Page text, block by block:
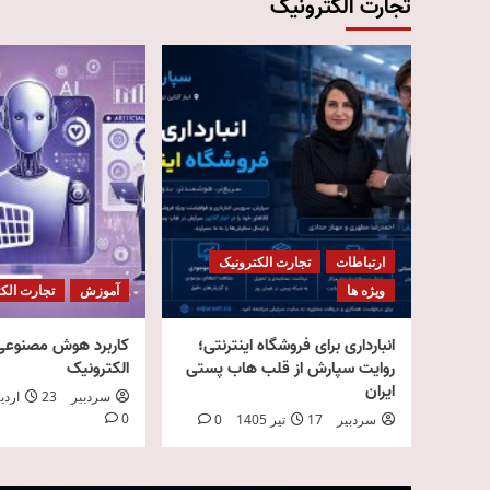
تجارت الکترونیک
ارتباطات
تجارت الکترونیک
ویژه ها
انبارداری برای فروشگاه اینترنتی؛
روایت سپارش از قلب هاب پستی
ایران
سردبیر 17 تیر 1405 0
آموزش تجارت
کاربرد هوش
الکترونیک
سردبیر
23 اردیبهشت 1405
0